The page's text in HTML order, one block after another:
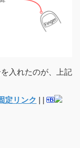
入れたのが、上記
定リンク